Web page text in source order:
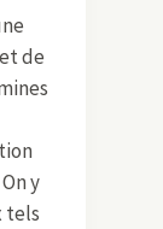
de
y
tels